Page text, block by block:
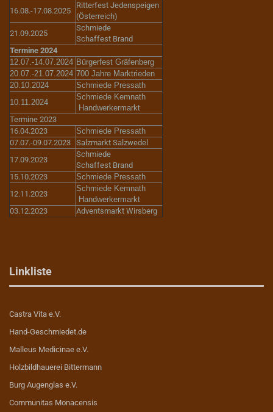
16.08.-17.08.2025
Ritterfest Jedenspeigen
(Österreich)
21.09.2025
Schmiede
Schaffest Brand
Termine 2024
12.07.-14.07.2024 Bürgerfest Gräfenberg
20.07.-21.07.2024 700 Jahre Marktrieden
20.10.2024
Schmiede Pressath
10.11.2024
Schmiede Kemnath
Handwerkermarkt
Termine 2023
16.04.2023
Schmiede Pressath
07.07.-09.07.2023 Salzmarkt Salzwedel
17.09.2023
Schmiede
Schaffest Brand
15.10.2023
Schmiede Pressath
12.11.2023
Schmiede Kemnath
Handwerkermarkt
03.12.2023
Adventsmarkt Wirsberg
Linkliste
Castra Vita e.V.
Hand-Geschmiedet.de
Malleus Medicinae e.V.
Holzbildhauerei Bittermann
Burg Augenglas e.V.
Communitas Monacensis